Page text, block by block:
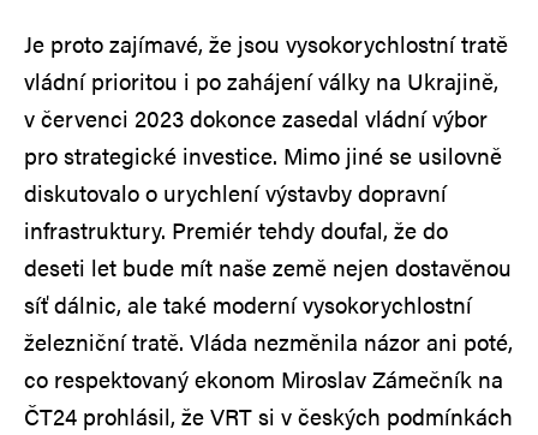
Je proto zajímavé, že jsou vysokorychlostní tratě
vládní prioritou i po zahájení války na Ukrajině,
v červenci 2023 dokonce zasedal vládní výbor
pro strategické investice. Mimo jiné se usilovně
diskutovalo o urychlení výstavby dopravní
infrastruktury. Premiér tehdy doufal, že do
deseti let bude mít naše země nejen dostavěnou
síť dálnic, ale také moderní vysokorychlostní
železniční tratě. Vláda nezměnila názor ani poté,
co respektovaný ekonom Miroslav Zámečník na
ČT24 prohlásil, že VRT si v českých podmínkách